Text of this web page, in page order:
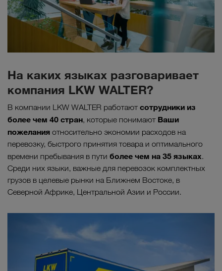
На каких языках разговаривает
компания LKW WALTER?
В компании LKW WALTER работают сотрудники из
более чем 40 стран, которые понимают Ваши
пожелания относительно экономии расходов на
перевозку, быстрого принятия товара и оптимального
времени пребывания в пути более чем на 35 языках.
Среди них языки, важные для перевозок комплектных
грузов в целевые рынки на Ближнем Востоке, в
Северной Африке, Центральной Азии и России.